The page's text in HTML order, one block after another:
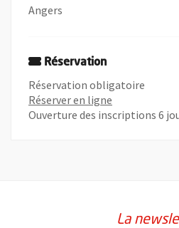
Angers
Réservation
Réservation obligatoire
Réserver en ligne
Ouverture des inscriptions 6
La